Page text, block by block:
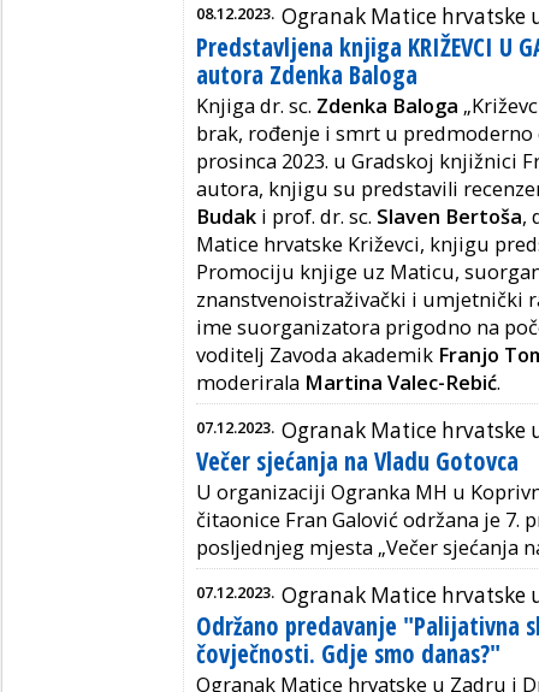
08.12.2023. Ogranak Matice hrvatske
Predstavljena knjiga KRIŽEVCI U
autora Zdenka Baloga
Knjiga dr. sc. Zdenka Baloga
brak, rođenje i smrt u predmoderno
prosinca 2023. u Gradskoj knjižnici
autora, knjigu su predstavili
Budak i prof. dr. sc. Slaven Bertoša,
Matice hrvatske Križevci, knjigu
Promociju knjige uz Maticu,
znanstvenoistraživački i umjetnički
ime suorganizatora prigodno na
voditelj Zavoda akademik Franjo
moderirala Martina Valec-Rebić.
07.12.2023. Ogranak Matice hrvatske
Večer sjećanja na Vladu Gotovca
U organizaciji Ogranka MH u
čitaonice Fran Galović održana je
posljednjeg mjesta „Večer sjećanja
07.12.2023. Ogranak Matice hrvatske
Održano predavanje "Palijativna
čovječnosti. Gdje smo danas?"
Ogranak Matice hrvatske u Zadru i